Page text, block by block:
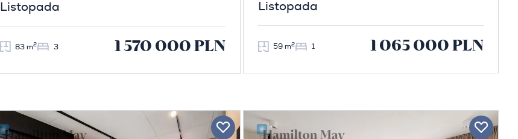
Listopada
83 m2 3 1 570 000 PLN
Listopada
59 m2 1 1 065 000 PLN